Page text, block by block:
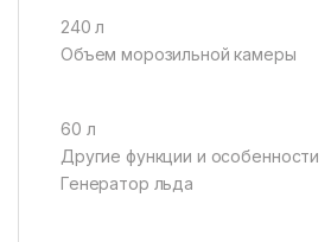
240 л
Объем морозильной камеры
60 л
Другие функции и особенности
Генератор льда